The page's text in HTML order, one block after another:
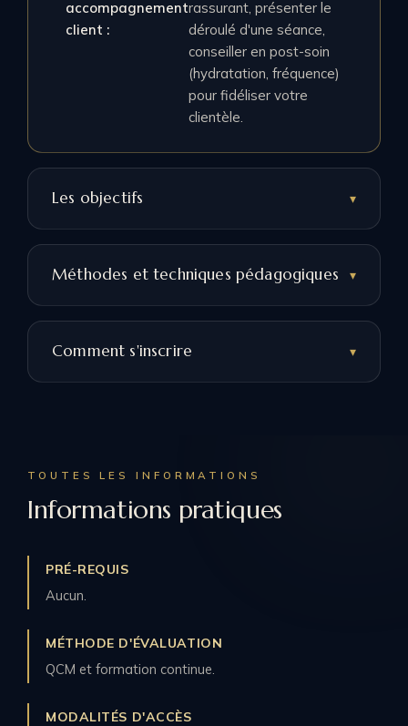
accompagnement
client :
rassurant, présenter le
déroulé d'une séance,
conseiller en post-soin
(hydratation, fréquence)
pour fidéliser votre
clientèle.
Les objectifs
Méthodes et techniques pédagogiques
Comment s'inscrire
TOUTES LES INFORMATIONS
Informations pratiques
PRÉ-REQUIS
Aucun.
MÉTHODE D'ÉVALUATION
QCM et formation continue.
MODALITÉS D'ACCÈS